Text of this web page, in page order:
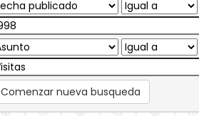
Comenzar nueva busqueda